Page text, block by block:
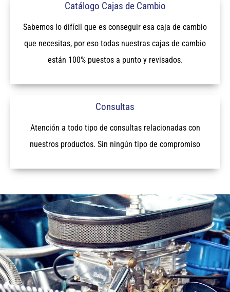
Catálogo Cajas de Cambio
Sabemos lo difícil que es conseguir esa caja de cambio
que necesitas, por eso todas nuestras cajas de cambio
están 100% puestos a punto y revisados.
Consultas
Atención a todo tipo de consultas relacionadas con
nuestros productos. Sin ningún tipo de compromiso